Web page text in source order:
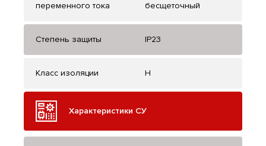
переменного тока
бесщеточный
Степень защиты IP23
Класс изоляции H
Характеристики СУ